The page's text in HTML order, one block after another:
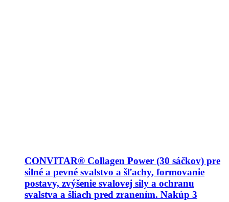
CONVITAR® Collagen Power (30 sáčkov) pre
silné a pevné svalstvo a šľachy, formovanie
postavy, zvýšenie svalovej sily a ochranu
svalstva a šliach pred zranením. Nakúp 3